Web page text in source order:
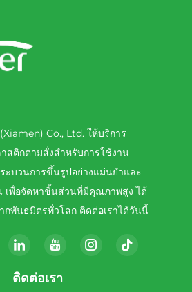
Co., Ltd. ให้บริการ
สติกตามสั่งสำหรับการใช้งาน
ะบวนการขึ้นรูปอย่างแม่นยำและ
เพื่อจัดหาชิ้นส่วนที่มีคุณภาพสูง ได้
กพันธมิตรทั่วโลก ติดต่อเราได้วันนี้
ติดต่อเรา